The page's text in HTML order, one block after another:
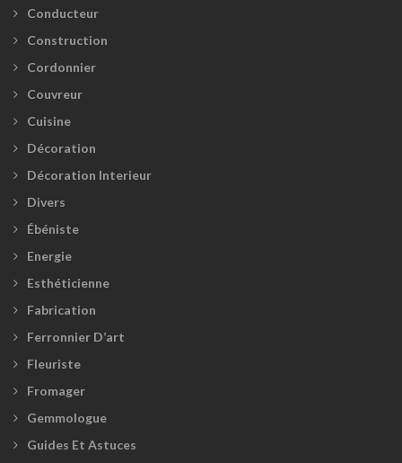
Conducteur
Construction
Cordonnier
Couvreur
Cuisine
Décoration
Décoration Interieur
Divers
Ébéniste
Energie
Esthéticienne
Fabrication
Ferronnier D’art
Fleuriste
Fromager
Gemmologue
Guides Et Astuces